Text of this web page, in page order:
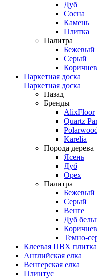
Дуб
Сосна
Камень
Плитка
Палитра
Бежевый
Серый
Паркетная доска
Паркетная доска
Назад
Бренды
AlixFloor
Quartz
Polarwood
Karelia
Порода дерева
Ясень
Дуб
Орех
Палитра
Бежевый
Серый
Венге
Дуб
Темно-
Клеевая ПВХ
Английская елка
Венгерская елка
Плинтус